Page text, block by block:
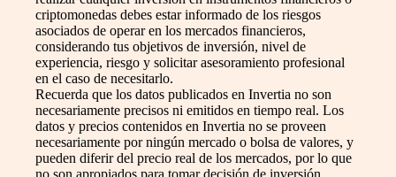
criptomonedas debes estar informado de los riesgos
asociados de operar en los mercados financieros,
considerando tus objetivos de inversión, nivel de
experiencia, riesgo y solicitar asesoramiento profesional
en el caso de necesitarlo.
Recuerda que los datos publicados en Invertia no son
necesariamente precisos ni emitidos en tiempo real. Los
datos y precios contenidos en Invertia no se proveen
necesariamente por ningún mercado o bolsa de valores, y
pueden diferir del precio real de los mercados, por lo que
no son apropiados para tomar decisión de inversión